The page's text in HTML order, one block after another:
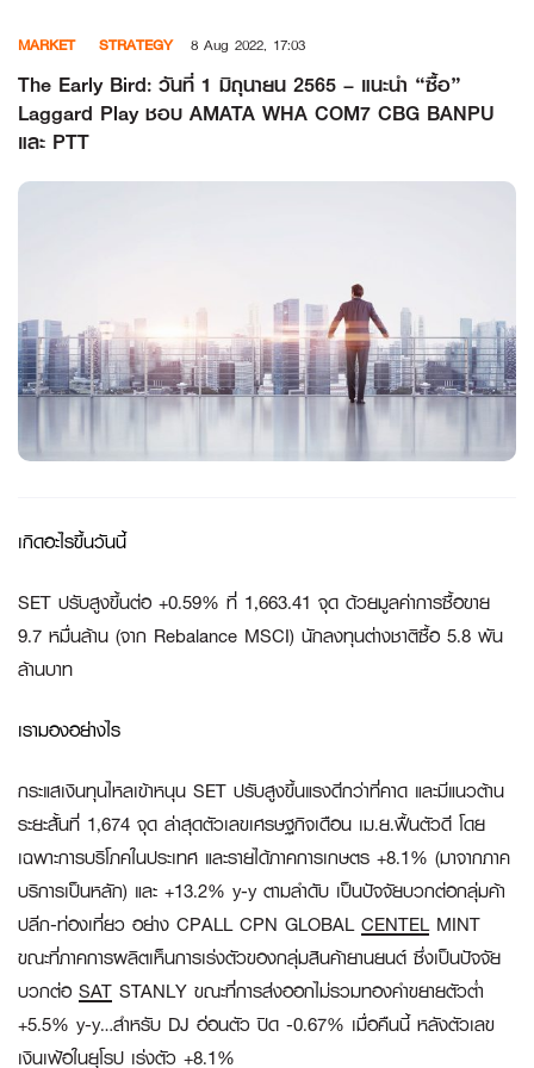
content
MARKET STRATEGY 8 Aug 2022, 17:03
The Early Bird: วันที่ 1 มิถุนายน 2565 – แนะนำ “ซื้อ”
Laggard Play ชอบ AMATA WHA COM7 CBG BANPU
และ PTT
เกิดอะไรขึ้นวันนี้
SET ปรับสูงขึ้นต่อ +0.59% ที่ 1,663.41 จุด ด้วยมูลค่าการซื้อขาย
9.7 หมื่นล้าน (จาก Rebalance MSCI) นักลงทุนต่างชาติซื้อ 5.8 พัน
ล้านบาท
เรามองอย่างไร
กระแสเงินทุนไหลเข้าหนุน SET ปรับสูงขึ้นแรงดีกว่าที่คาด และมีแนวต้าน
ระยะสั้นที่ 1,674 จุด ล่าสุดตัวเลขเศรษฐกิจเดือน เม.ย.ฟื้นตัวดี โดย
เฉพาะการบริโภคในประเทศ และรายได้ภาคการเกษตร +8.1% (มาจากภาค
บริการเป็นหลัก) และ +13.2% y-y ตามลำดับ เป็นปัจจัยบวกต่อกลุ่มค้า
ปลีก-ท่องเที่ยว อย่าง CPALL CPN GLOBALCENTELMINT
ขณะที่ภาคการผลิตเห็นการเร่งตัวของกลุ่มสินค้ายานยนต์ ซึ่งเป็นปัจจัย
บวกต่อ SAT STANLY ขณะที่การส่งออกไม่รวมทองคำขยายตัวต่ำ
+5.5% y-y…สำหรับ DJ อ่อนตัว ปิด -0.67% เมื่อคืนนี้ หลังตัวเลข
เงินเฟ้อในยุโรป เร่งตัว +8.1%